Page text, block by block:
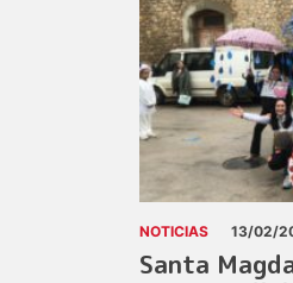
NOTICIAS 13/02/
Santa